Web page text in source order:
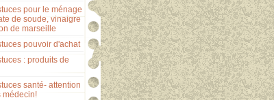
pour le ménage
de soude, vinaigre
de marseille
pouvoir d'achat
: produits de
santé- attention
médecin!